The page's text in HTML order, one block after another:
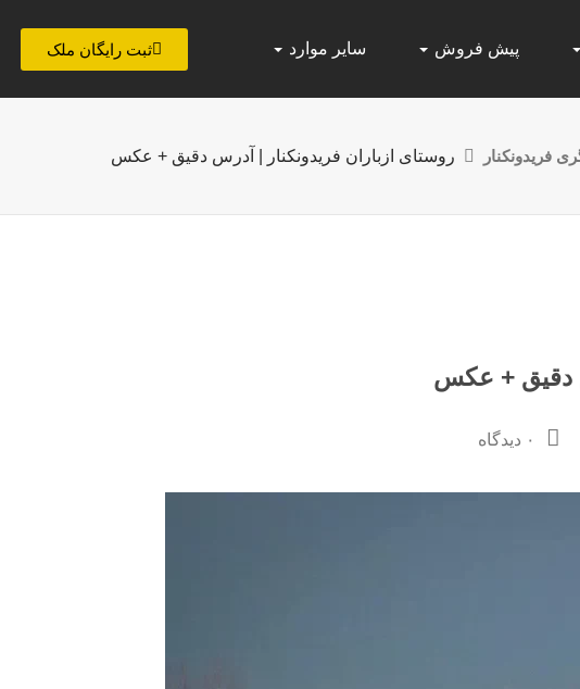
پیش فروش سایر موارد ثبت رایگان ملک
فریدونکنار روستای ازباران فریدونکنار | آدرس دقیق + عکس
دقیق + عکس
۰ دیدگاه